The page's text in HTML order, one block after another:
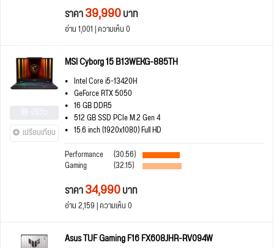
ราคา39,990บาท
อ่าน 1,001 | ความเห็น 0
เปรียบเทียบ
MSI Cyborg 15 B13WEKG-885TH
Intel Core i5-13420H
GeForce RTX 5050
16 GB DDR5
512 GB SSD PCIe M.2 Gen 4
15.6 inch (1920x1080) Full HD
Performance
(30.56)
Gaming (32.15)
ราคา34,990บาท
อ่าน 2,159 | ความเห็น 0
Asus TUF Gaming F16 FX608JHR-RV094W